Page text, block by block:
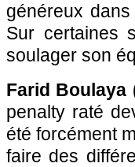
généreux
Sur certaines
soulager son
Farid Boulaya
penalty raté
été forcément
faire des